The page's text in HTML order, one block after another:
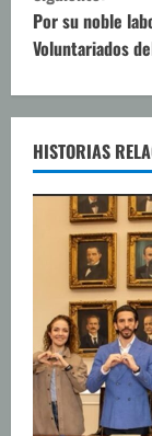
u
e
l
e
y
d
o
Por su noble
Voluntariados
HISTORIAS